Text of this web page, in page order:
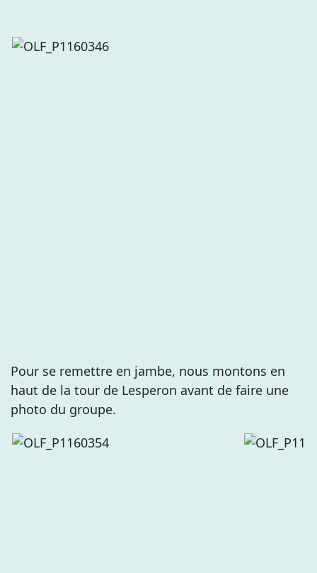
Pour se remettre en jambe, nous montons en
haut de la tour de Lesperon avant de faire une
photo du groupe.